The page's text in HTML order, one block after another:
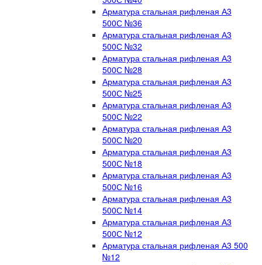
Арматура стальная рифленая А3
500С №36
Арматура стальная рифленая А3
500С №32
Арматура стальная рифленая А3
500С №28
Арматура стальная рифленая А3
500С №25
Арматура стальная рифленая А3
500С №22
Арматура стальная рифленая А3
500С №20
Арматура стальная рифленая А3
500С №18
Арматура стальная рифленая А3
500С №16
Арматура стальная рифленая А3
500С №14
Арматура стальная рифленая А3
500С №12
Арматура стальная рифленая А3 500
№12